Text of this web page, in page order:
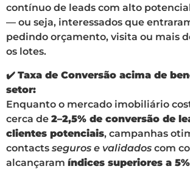
contínuo de leads com alto
— ou seja, interessados que
pedindo orçamento, visita ou mais
os lotes.
✔️ Taxa de Conversão acima de
setor:
Enquanto o mercado imobiliário
cerca de 2–2,5% de conversão de
clientes potenciais, campanhas
contacts seguros e validados com
alcançaram índices superiores a 5%